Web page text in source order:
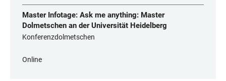
Master Infotage: Ask me anything: Master
Dolmetschen an der Universität Heidelberg
Konferenzdolmetschen
Online